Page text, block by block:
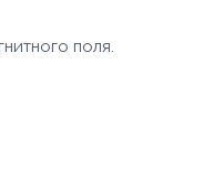
поля.